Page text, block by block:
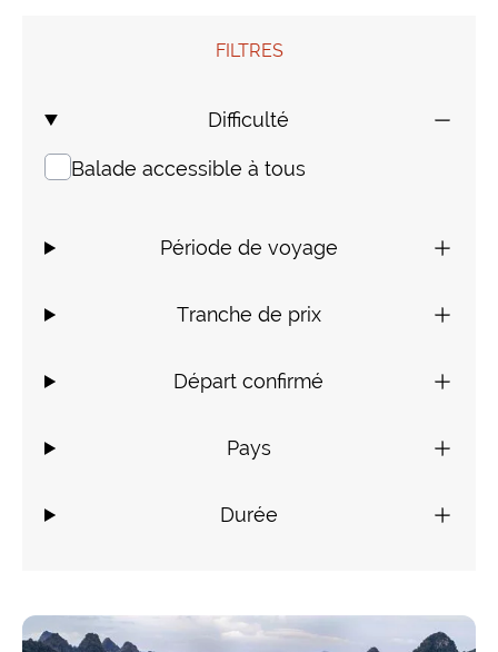
FILTRES
Difficulté
Balade accessible à tous
Période de voyage
Tranche de prix
Départ confirmé
Pays
Durée
Sri Lanka
Indonésie
Thaïlande
Cambodge
Birmanie
Voyage insolite
Composez votre voyage sur mesure